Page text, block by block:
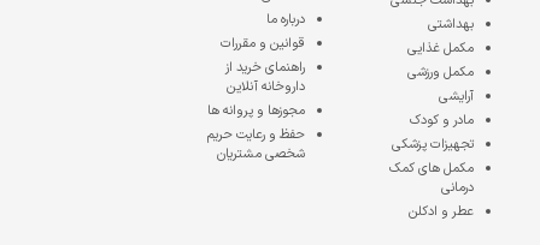
بهداشتی
مکمل غذایی
مکمل ورزشی
آرایشی
مادر و کودک
تجهیزات پزشکی
مکمل های کمک
درمانی
عطر و ادکلن
درباره ما
قوانین و مقررات
راهنمای خرید از
داروخانه آنلاین
مجوزها و پروانه ها
حفظ و رعایت حریم
شخصی مشتریان